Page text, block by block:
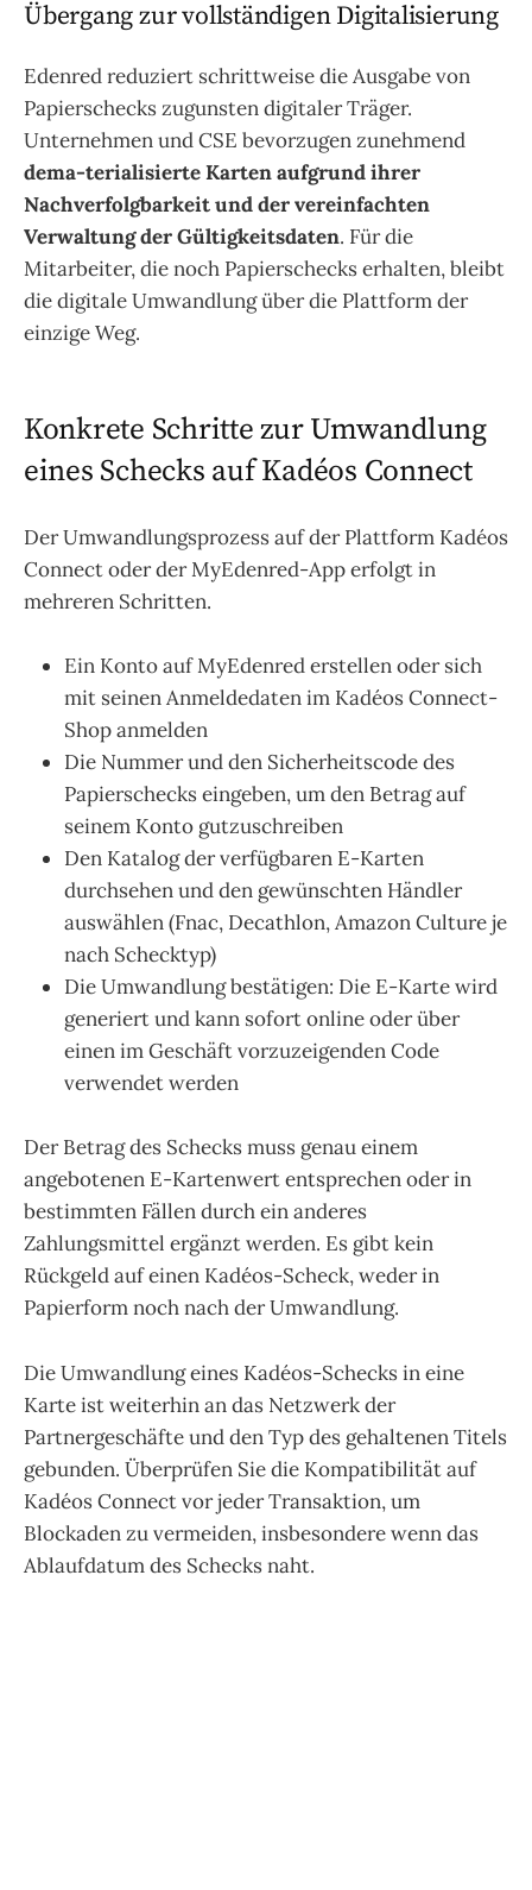
Übergang zur vollständigen Digitalisierung
Edenred reduziert schrittweise die Ausgabe von
Papierschecks zugunsten digitaler Träger.
Unternehmen und CSE bevorzugen zunehmend
dema-terialisierte Karten aufgrund ihrer
Nachverfolgbarkeit und der vereinfachten
Verwaltung der Gültigkeitsdaten. Für die
Mitarbeiter, die noch Papierschecks erhalten, bleibt
die digitale Umwandlung über die Plattform der
einzige Weg.
Konkrete Schritte zur Umwandlung
eines Schecks auf Kadéos Connect
Der Umwandlungsprozess auf der Plattform Kadéos
Connect oder der MyEdenred-App erfolgt in
mehreren Schritten.
Ein Konto auf MyEdenred erstellen oder sich
mit seinen Anmeldedaten im Kadéos Connect-
Shop anmelden
Die Nummer und den Sicherheitscode des
Papierschecks eingeben, um den Betrag auf
seinem Konto gutzuschreiben
Den Katalog der verfügbaren E-Karten
durchsehen und den gewünschten Händler
auswählen (Fnac, Decathlon, Amazon Culture je
nach Schecktyp)
Die Umwandlung bestätigen: Die E-Karte wird
generiert und kann sofort online oder über
einen im Geschäft vorzuzeigenden Code
verwendet werden
Der Betrag des Schecks muss genau einem
angebotenen E-Kartenwert entsprechen oder in
bestimmten Fällen durch ein anderes
Zahlungsmittel ergänzt werden. Es gibt kein
Rückgeld auf einen Kadéos-Scheck, weder in
Papierform noch nach der Umwandlung.
Die Umwandlung eines Kadéos-Schecks in eine
Karte ist weiterhin an das Netzwerk der
Partnergeschäfte und den Typ des gehaltenen Titels
gebunden. Überprüfen Sie die Kompatibilität auf
Kadéos Connect vor jeder Transaktion, um
Blockaden zu vermeiden, insbesondere wenn das
Ablaufdatum des Schecks naht.